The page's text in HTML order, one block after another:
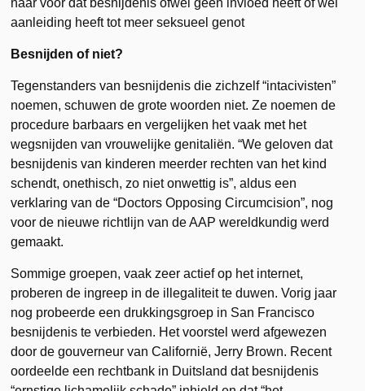
aanleiding heeft tot meer seksueel genot
Besnijden of niet?
Tegenstanders van besnijdenis die zichzelf “intacivisten”
noemen, schuwen de grote woorden niet. Ze noemen de
procedure barbaars en vergelijken het vaak met het
wegsnijden van vrouwelijke genitaliën. “We geloven dat
besnijdenis van kinderen meerder rechten van het kind
schendt, onethisch, zo niet onwettig is”, aldus een
verklaring van de “Doctors Opposing Circumcision”, nog
voor de nieuwe richtlijn van de AAP wereldkundig werd
gemaakt.
Sommige groepen, vaak zeer actief op het internet,
proberen de ingreep in de illegaliteit te duwen. Vorig jaar
nog probeerde een drukkingsgroep in San Francisco
besnijdenis te verbieden. Het voorstel werd afgewezen
door de gouverneur van Californië, Jerry Brown. Recent
oordeelde een rechtbank in Duitsland dat besnijdenis